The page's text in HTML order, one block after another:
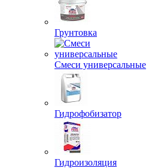
Грунтовка
Смеси универсальные
Гидрофобизатор
Гидроизоляция